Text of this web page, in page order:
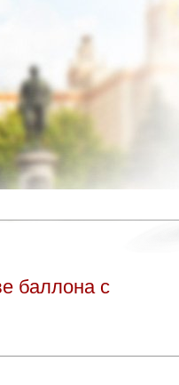
баллона с